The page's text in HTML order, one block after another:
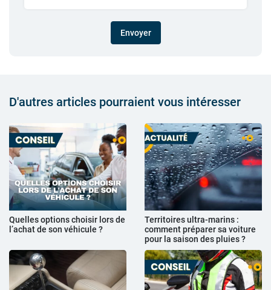
Envoyer
D'autres articles pourraient vous intéresser
Quelles options choisir lors de
l’achat de son véhicule ?
Territoires ultra-marins :
comment préparer sa voiture
pour la saison des pluies ?